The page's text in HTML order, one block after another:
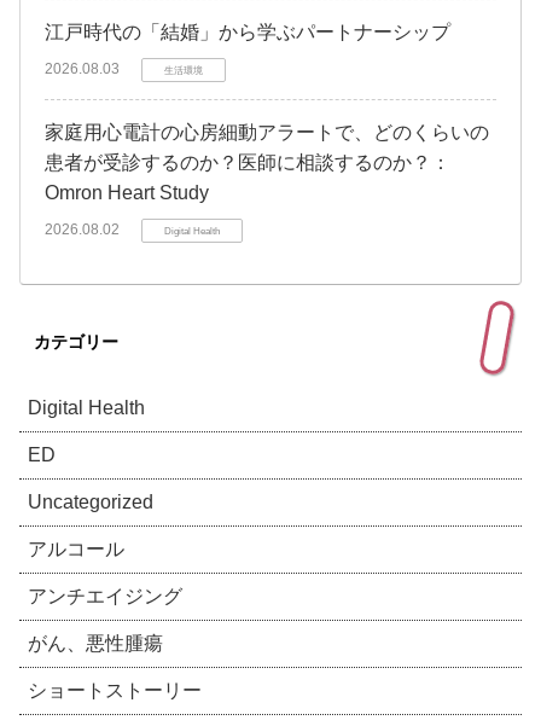
江戸時代の「結婚」から学ぶパートナーシップ
2026.08.03 生活環境
家庭用心電計の心房細動アラートで、どのくらいの
患者が受診するのか？医師に相談するのか？：
Omron Heart Study
2026.08.02 Digital Health
カテゴリー
Digital Health
ED
Uncategorized
アルコール
アンチエイジング
がん、悪性腫瘍
ショートストーリー